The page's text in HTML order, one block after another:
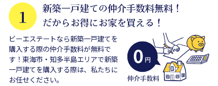
ビーエステートなら新築一戸建てを
購入する際の仲介手数料が無料で
す！東海市・知多半島エリアで新築
一戸建てを購入する際は、私たちに
お任せください。